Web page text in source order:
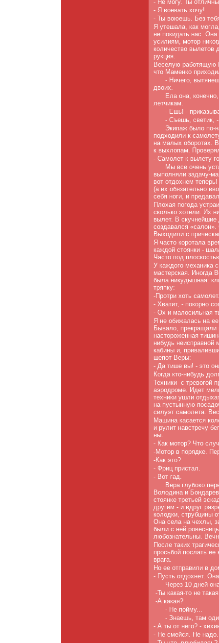
- Не могу. Ты
- Я воевать хочу!
- Ты воюешь. Без
Я утешала, как
не покидать нас.
усилиям, мотор
количество
рукция.
Веселую работящую
что Маменко
- Ничего,
двоих.
Ела она,
летчикам.
- Ешь! -
- Съешь, светик,
Экипаж было по-
подходили к
на малых оборотах.
к выхлопам.
- Самолет к вылету
Мы все очень
выполняли задачу-
вот от­дохнем
(а их обязательно
себя ноги, и
Плохая погода
сколько хотели. Их
вылет. В
создавался
Выходили с
Я часто коротала
каждой стоянки -
Часто под
У каждого механика
мастерская. Иногда
была никудышная:
тряпку:
-Протри хоть
- Хватит, - покорно
- Ох и малосильная
Я не обижалась на
Бывало, прекращали
настороженная
нибудь неисправной
кабины и,
шепот Веры:
- Да тише вы! - это
Когда кто-нибудь
Техники с тревогой
аэродроме. Идет
техники ушли
на пустынную
силуэт самолета.
Машина касается
и рулит навстречу
ны.
- Как мотор? Что
-Мотор в порядке.
-Как это?
- Фриц пристал.
- Вот гад.
Вера глубоко
Володина и
стоянке третьей
другим - и вдруг
колодки, струбцины
Она села на чехлы,
были с ней
любознательны.
После таких
просьбой послать
врага.
Но ее отправили в
- Пусть отдохнет.
Через 10 дней
-Ты какая-то не
-А какая?
- Не пойму...
- Знаешь, там
- А ты от него? -
- Не смейся. Не